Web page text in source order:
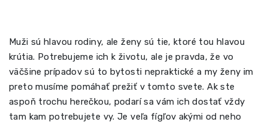
Muži sú hlavou rodiny, ale ženy sú tie, ktoré tou hlavou
krútia. Potrebujeme ich k životu, ale je pravda, že vo
väčšine prípadov sú to bytosti nepraktické a my ženy im
preto musíme pomáhať prežiť v tomto svete. Ak ste
aspoň trochu herečkou, podarí sa vám ich dostať vždy
tam kam potrebujete vy. Je veľa fígľov akými od neho